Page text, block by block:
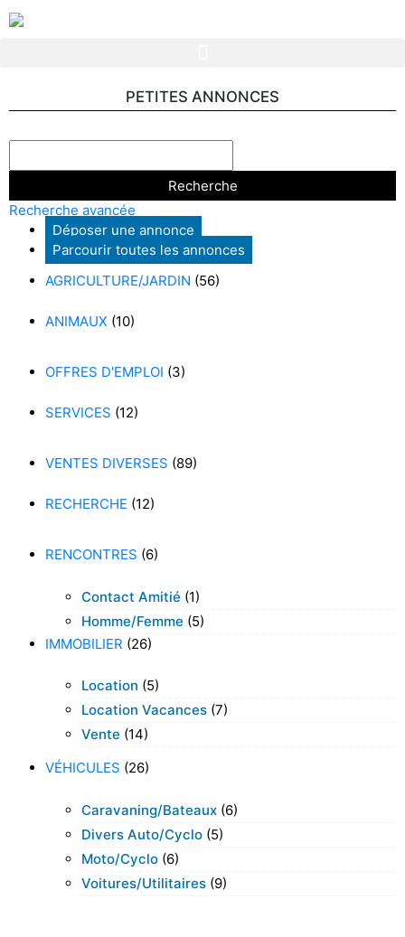
PETITES ANNONCES
Recherche avancée
Déposer une annonce
Parcourir toutes les annonces
AGRICULTURE/JARDIN (56)
ANIMAUX (10)
OFFRES D'EMPLOI (3)
SERVICES (12)
VENTES DIVERSES (89)
RECHERCHE (12)
RENCONTRES (6)
Contact Amitié (1)
Homme/femme (5)
IMMOBILIER (26)
Location (5)
Location Vacances (7)
Vente (14)
VÉHICULES (26)
Caravaning/bateaux (6)
Divers Auto/cyclo (5)
Moto/cyclo (6)
Voitures/utilitaires (9)